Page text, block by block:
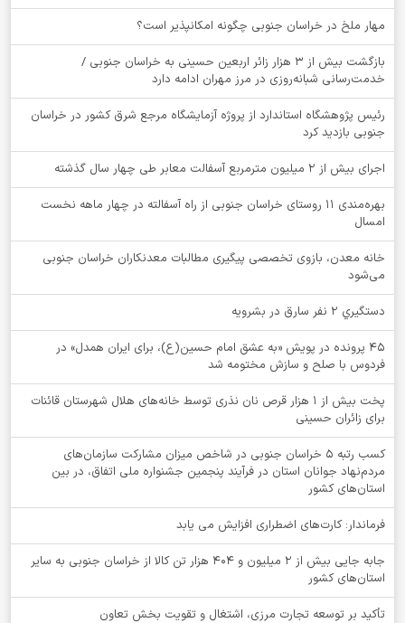
‌مهار ملخ در خراسان جنوبی چگونه امکانپذیر است؟
بازگشت بیش از ۳ هزار زائر اربعین حسینی به خراسان جنوبی /
خدمت‌رسانی شبانه‌روزی در مرز مهران ادامه دارد
رئیس پژوهشگاه استاندارد از پروژه آزمایشگاه مرجع شرق کشور در خراسان
جنوبی بازدید کرد
اجرای بیش از ۲ میلیون مترمربع آسفالت معابر طی چهار سال گذشته
بهره‌مندی ۱۱ روستای خراسان جنوبی از راه آسفالته در چهار ماهه نخست
امسال
خانه معدن، بازوی تخصصی پیگیری مطالبات معدنکاران خراسان جنوبی
می‌شود
دستگيري 2 نفر سارق در بشرويه
۴۵ پرونده در پویش «به عشق امام حسین(ع)، برای ایران همدل» در
فردوس با صلح و سازش مختومه شد
پخت بیش از 1 هزار قرص نان نذری توسط خانه‌های هلال شهرستان قائنات
برای زائران حسینی
کسب رتبه ۵ خراسان جنوبی در شاخص میزان مشارکت سازمان‌های
مردم‌نهاد جوانان استان در فرآیند پنجمین جشنواره ملی اتفاق، در بین
استان‌های کشور
فرماندار: کارت‌های اضطراری افزایش می یابد
جابه جایی بیش از 2 میلیون و 404 هزار تن کالا از خراسان جنوبی به سایر
استان‌های کشور
تأکید بر توسعه تجارت مرزی، اشتغال و تقویت بخش تعاون